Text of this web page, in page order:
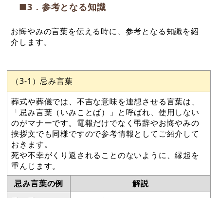
■3．参考となる知識
お悔やみの言葉を伝える時に、参考となる知識を紹
介します。
（3-1）忌み言葉
葬式や葬儀では、不吉な意味を連想させる言葉は、
「忌み言葉（いみことば）」と呼ばれ、使用しない
のがマナーです。電報だけでなく弔辞やお悔やみの
挨拶文でも同様ですので参考情報としてご紹介して
おきます。
死や不幸がくり返されることのないように、縁起を
重んじます。
忌み言葉の例
解説